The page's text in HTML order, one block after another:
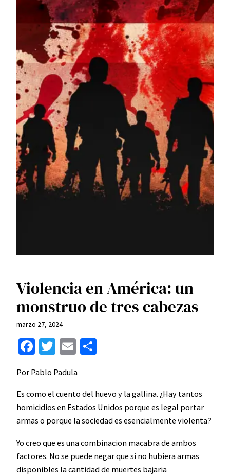
Violencia en América: un
monstruo de tres cabezas
marzo 27, 2024
Facebook
Twitter
Email
Por Pablo Padula
Es como el cuento del huevo y la gallina. ¿Hay tantos
homicidios en Estados Unidos porque es legal portar
armas o porque la sociedad es esencialmente violenta?
Yo creo que es una combinacion macabra de ambos
factores. No se puede negar que si no hubiera armas
disponibles la cantidad de muertes bajaria